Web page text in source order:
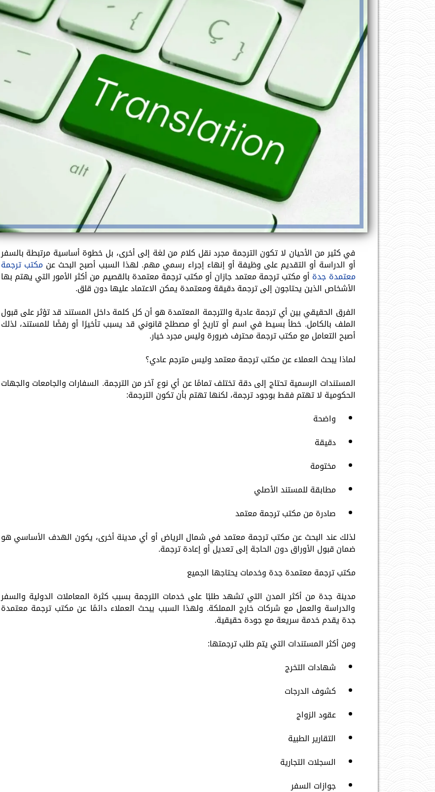
في كثير من الأحيان لا تكون الترجمة مجرد نقل كلام من لغة إلى أخرى، بل خطوة أساسية مرتبطة بالسفر
أو الدراسة أو التقديم على وظيفة أو إنهاء إجراء رسمي مهم. لهذا السبب أصبح البحث عن مكتب ترجمة
معتمدة جدة أو مكتب ترجمة معتمد جازان أو مكتب ترجمة معتمدة بالقصيم من أكثر الأمور التي يهتم بها
الأشخاص الذين يحتاجون إلى ترجمة دقيقة ومعتمدة يمكن الاعتماد عليها دون قلق.
الفرق الحقيقي بين أي ترجمة عادية والترجمة المعتمدة هو أن كل كلمة داخل المستند قد تؤثر على قبول
الملف بالكامل. خطأ بسيط في اسم أو تاريخ أو مصطلح قانوني قد يسبب تأخيرًا أو رفضًا للمستند، لذلك
أصبح التعامل مع مكتب ترجمة محترف ضرورة وليس مجرد خيار.
لماذا يبحث العملاء عن مكتب ترجمة معتمد وليس مترجم عادي؟
المستندات الرسمية تحتاج إلى دقة تختلف تمامًا عن أي نوع آخر من الترجمة. السفارات والجامعات والجهات
الحكومية لا تهتم فقط بوجود ترجمة، لكنها تهتم بأن تكون الترجمة:
واضحة
دقيقة
مختومة
مطابقة للمستند الأصلي
صادرة من مكتب ترجمة معتمد
لذلك عند البحث عن مكتب ترجمة معتمد في شمال الرياض أو أي مدينة أخرى، يكون الهدف الأساسي هو
ضمان قبول الأوراق دون الحاجة إلى تعديل أو إعادة ترجمة.
مكتب ترجمة معتمدة جدة وخدمات يحتاجها الجميع
مدينة جدة من أكثر المدن التي تشهد طلبًا على خدمات الترجمة بسبب كثرة المعاملات الدولية والسفر
والدراسة والعمل مع شركات خارج المملكة. ولهذا السبب يبحث العملاء دائمًا عن مكتب ترجمة معتمدة
جدة يقدم خدمة سريعة مع جودة حقيقية.
ومن أكثر المستندات التي يتم طلب ترجمتها:
شهادات التخرج
كشوف الدرجات
عقود الزواج
التقارير الطبية
السجلات التجارية
جوازات السفر